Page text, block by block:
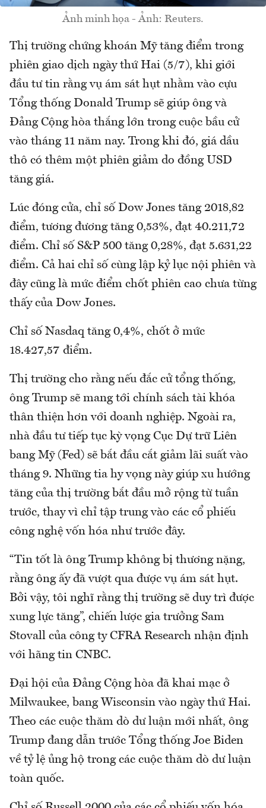
Ảnh minh họa - Ảnh: Reuters.
Thị trường chứng khoán Mỹ tăng điểm trong
phiên giao dịch ngày thứ Hai (5/7), khi giới
đầu tư tin rằng vụ ám sát hụt nhằm vào cựu
Tổng thống Donald Trump sẽ giúp ông và
Đảng Cộng hòa thắng lớn trong cuộc bầu cử
vào tháng 11 năm nay. Trong khi đó, giá dầu
thô có thêm một phiên giảm do đồng USD
tăng giá.
Lúc đóng cửa, chỉ số Dow Jones tăng 2018,82
điểm, tương đương tăng 0,53%, đạt 40.211,72
điểm. Chỉ số S&P 500 tăng 0,28%, đạt 5.631,22
điểm. Cả hai chỉ số cùng lập kỷ lục nội phiên và
đây cũng là mức điểm chốt phiên cao chưa từng
thấy của Dow Jones.
Chỉ số Nasdaq tăng 0,4%, chốt ở mức
18.427,57 điểm.
Thị trường cho rằng nếu đắc cử tổng thống,
ông Trump sẽ mang tới chính sách tài khóa
thân thiện hơn với doanh nghiệp. Ngoài ra,
nhà đầu tư tiếp tục kỳ vọng Cục Dự trữ Liên
bang Mỹ (Fed) sẽ bắt đầu cắt giảm lãi suất vào
tháng 9. Những tia hy vọng này giúp xu hướng
tăng của thị trường bắt đầu mở rộng từ tuần
trước, thay vì chỉ tập trung vào các cổ phiếu
công nghệ vốn hóa như trước đây.
“Tin tốt là ông Trump không bị thương nặng,
rằng ông ấy đã vượt qua được vụ ám sát hụt.
Bởi vậy, tôi nghĩ rằng thị trường sẽ duy trì được
xung lực tăng”, chiến lược gia trưởng Sam
Stovall của công ty CFRA Research nhận định
với hãng tin CNBC.
Đại hội của Đảng Cộng hòa đã khai mạc ở
Milwaukee, bang Wisconsin vào ngày thứ Hai.
Theo các cuộc thăm dò dư luận mới nhất, ông
Trump đang dẫn trước Tổng thống Joe Biden
về tỷ lệ ủng hộ trong các cuộc thăm dò dư luận
toàn quốc.